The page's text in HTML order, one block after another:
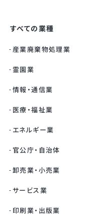
すべての業種
産業廃棄物処理業
霊園業
情報・通信業
医療・福祉業
エネルギー業
官公庁・自治体
卸売業・小売業
サービス業
印刷業・出版業